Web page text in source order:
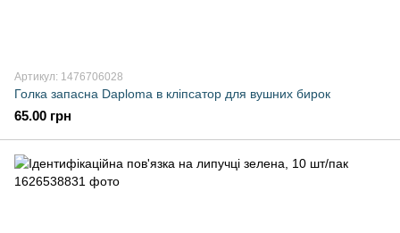
Артикул: 1476706028
Голка запасна Daploma в кліпсатор для вушних бирок
65.00 грн